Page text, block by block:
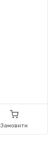
Замовити